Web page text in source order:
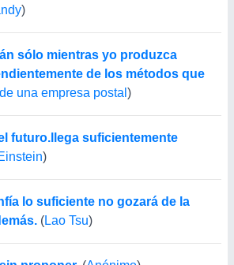
)
sólo mientras yo produzca
de los métodos que
una empresa postal )
futuro.llega suficientemente
)
lo suficiente no gozará de la
(Lao Tsu)